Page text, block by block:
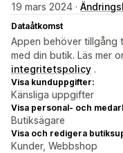
19 mars 2024 ·
Dataåtkomst
Appen behöver tillgång
med din butik. Läs mer
integritetspolicy .
Visa kunduppgifter:
Känsliga uppgifter
Visa personal- och
Butiksägare
Visa och redigera
Kunder, Webbshop